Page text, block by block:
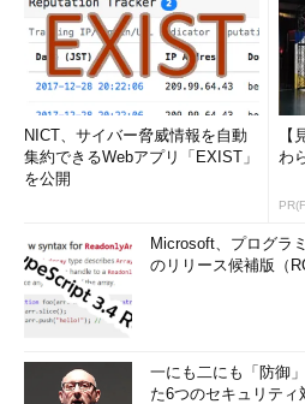
NICT、サイバー脅威情報を自動
集約できるWebアプリ「EXIST」
を公開
わ
Microsoft、プログラ
のリリース候補版（
一にも二にも「防御
た6つのセキュリティ